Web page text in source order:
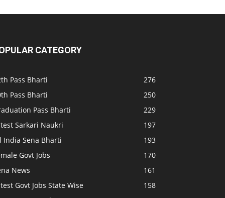
CATEGORY
Pass Bharti
276
Pass Bharti
250
Pass Bharti
229
Sarkari Naukri
197
India Sena Bharti
193
Govt Jobs
170
News
161
Govt Jobs State Wise
158